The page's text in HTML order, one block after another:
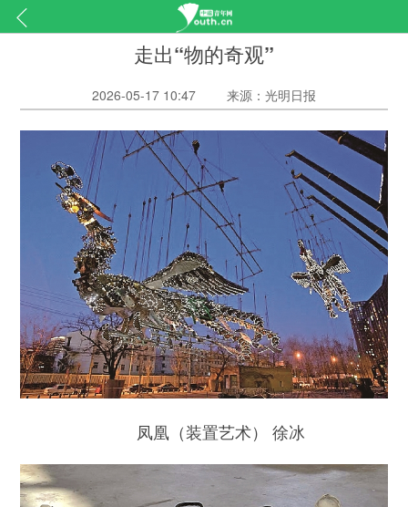
走出“物的奇观”
2026-05-17 10:47 来源：光明日报
凤凰（装置艺术） 徐冰